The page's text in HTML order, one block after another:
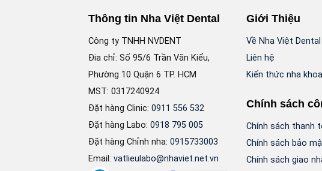
Thông tin Nha Việt Dental
Công ty TNHH NVDENT
Đia chỉ: Số 95/6 Trần Văn Kiểu,
Phường 10 Quận 6 TP. HCM
MST: 0317240924
Đặt hàng Clinic: 0911 556 532
Đặt hàng Labo: 0918 795 005
Đặt hàng Chỉnh nha: 0915733003
Email: vatlieulabo@nhaviet.net.vn
Giới Thiệu
Về Nha Việt Dental
Liên hệ
Kiến thức nha khoa
Chính sách
Chính sách thanh
Chính sách bảo
Chính sách giao